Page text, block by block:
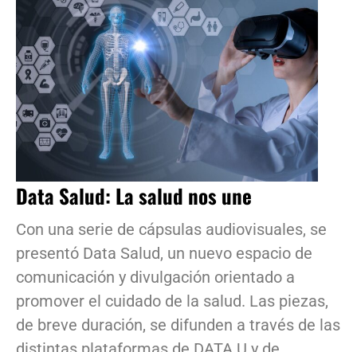
Data Salud: La salud nos une
Con una serie de cápsulas audiovisuales, se
presentó Data Salud, un nuevo espacio de
comunicación y divulgación orientado a
promover el cuidado de la salud. Las piezas,
de breve duración, se difunden a través de las